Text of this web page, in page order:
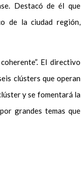
Destacó de él que
de la ciudad región,
El directivo
clústers que operan
y se fomentará la
grandes temas que